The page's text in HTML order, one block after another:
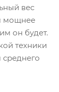
вес
мощнее
он будет.
техники